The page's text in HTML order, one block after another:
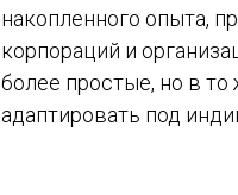
накопленного опыта,
корпораций и
более простые, но в
адаптировать под